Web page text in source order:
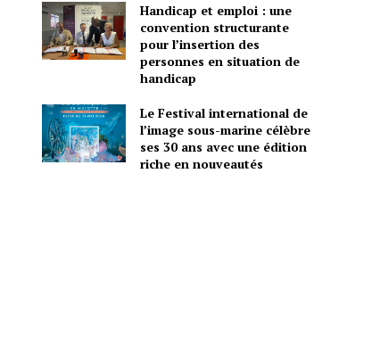
Handicap et emploi : une
convention structurante
pour l’insertion des
personnes en situation de
handicap
Le Festival international de
l’image sous-marine célèbre
ses 30 ans avec une édition
riche en nouveautés